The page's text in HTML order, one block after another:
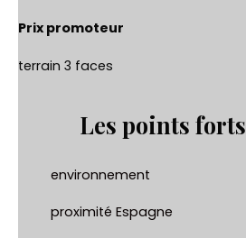
Prix promoteur
terrain 3 faces
Les points forts
environnement
proximité Espagne